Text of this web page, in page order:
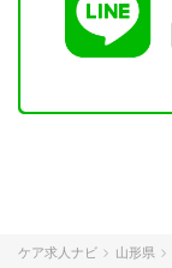
ケア求人ナビ 山形県